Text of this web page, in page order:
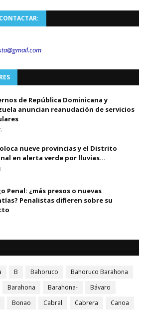
com
de República Dominicana y
anuncian reanudación de servicios
nueve provincias y el Distrito
en alerta verde por lluvias...
Penal: ¿más presos o nuevas
Penalistas difieren sobre su
B Bahoruco
Bahoruco Barahona
Barahona Barahona-
Bávaro
Bonao Cabral Cabrera
Canoa